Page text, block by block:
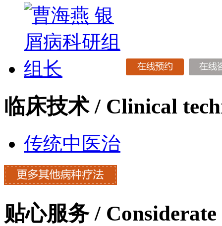
临床技术 / Clinical
传统中医治
贴心服务 / Considerate